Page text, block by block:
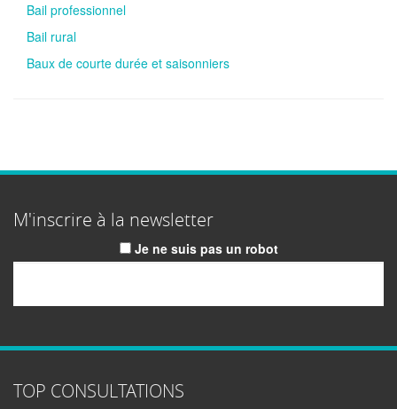
Bail professionnel
Bail rural
Baux de courte durée et saisonniers
M'inscrire à la newsletter
Je ne suis pas un robot
TOP CONSULTATIONS